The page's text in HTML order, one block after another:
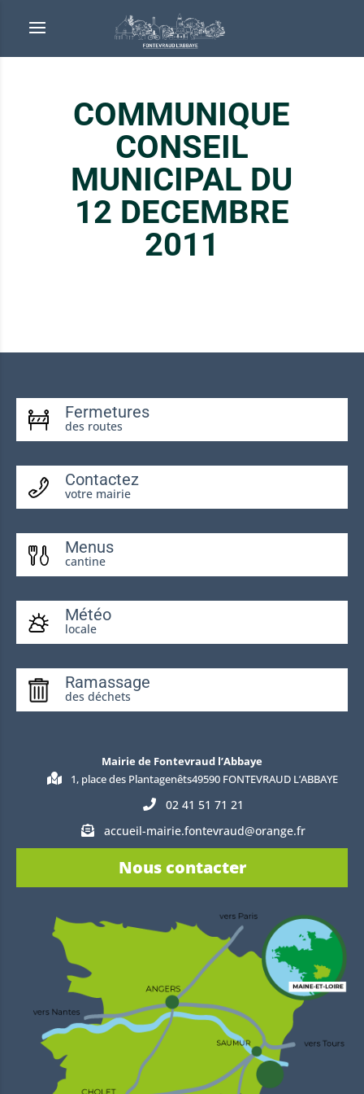
COMMUNIQUE
CONSEIL
MUNICIPAL DU
12 DECEMBRE
2011
Fermetures
des routes
Contactez
votre mairie
Menus
cantine
Météo
locale
Ramassage
des déchets
Mairie de Fontevraud l’Abbaye
1, place des Plantagenêts49590 FONTEVRAUD L’ABBAYE
02 41 51 71 21
accueil-mairie.fontevraud@orange.fr
Nous contacter